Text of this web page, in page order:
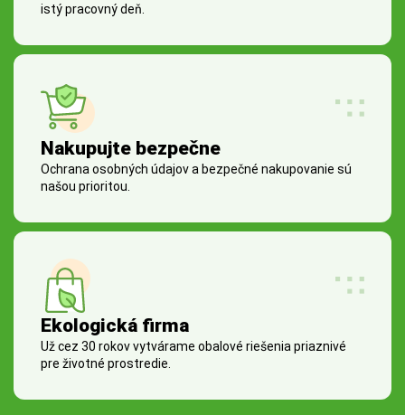
istý pracovný deň.
Nakupujte bezpečne
Ochrana osobných údajov a bezpečné nakupovanie sú
našou prioritou.
Ekologická firma
Už cez 30 rokov vytvárame obalové riešenia priaznivé
pre životné prostredie.